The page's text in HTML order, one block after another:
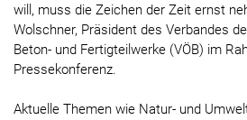
will, muss die Zeichen der Zeit ernst
Wolschner, Präsident des Verbandes
Beton- und Fertigteilwerke (VÖB) im
Pressekonferenz.
Aktuelle Themen wie Natur- und